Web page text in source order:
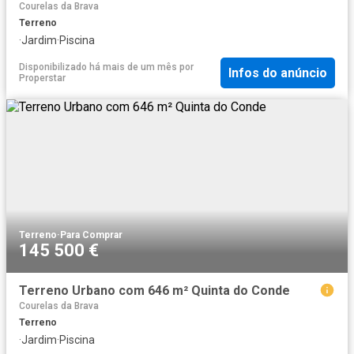
Courelas da Brava
Terreno
·Jardim·Piscina
Disponibilizado há mais de um mês por
Properstar
Infos do anúncio
Terreno· Para Comprar
145 500 €
Terreno Urbano com 646 m² Quinta do Conde
Courelas da Brava
Terreno
·Jardim·Piscina